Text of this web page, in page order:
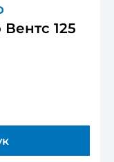
125